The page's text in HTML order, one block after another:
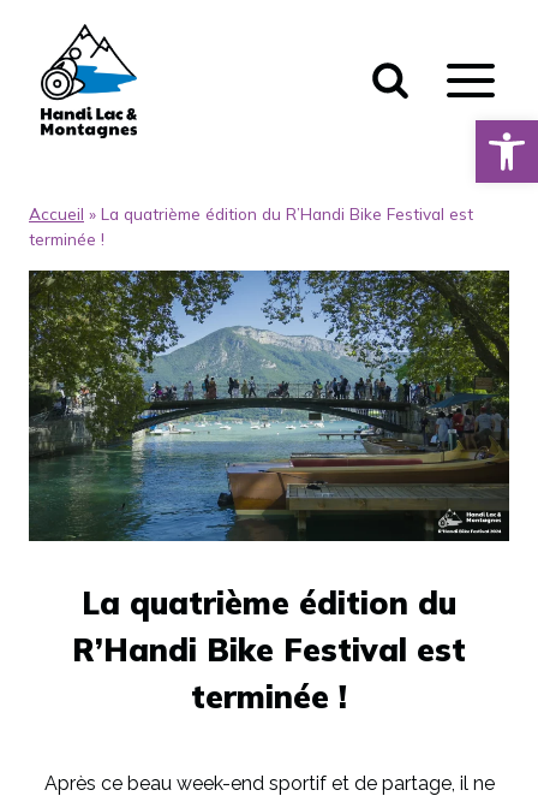
Ouvrir
contenu
Accueil » La quatrième édition du R’Handi Bike Festival est
terminée !
La quatrième édition du
R’Handi Bike Festival est
terminée !
Après ce beau week-end sportif et de partage, il ne